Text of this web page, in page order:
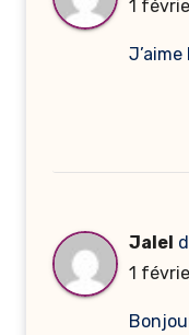
1
Jalel
1